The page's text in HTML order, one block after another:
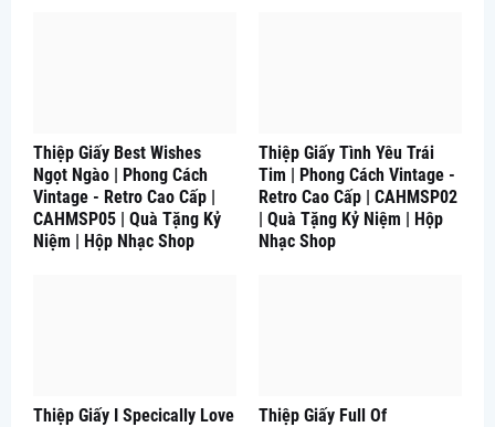
Thiệp Giấy Best Wishes
Ngọt Ngào | Phong Cách
Vintage - Retro Cao Cấp |
CAHMSP05 | Quà Tặng Kỷ
Niệm | Hộp Nhạc Shop
Thiệp Giấy Tình Yêu Trái
Tim | Phong Cách Vintage -
Retro Cao Cấp | CAHMSP02
| Quà Tặng Kỷ Niệm | Hộp
Nhạc Shop
Thiệp Giấy I Specically Love Thiệp Giấy Full Of